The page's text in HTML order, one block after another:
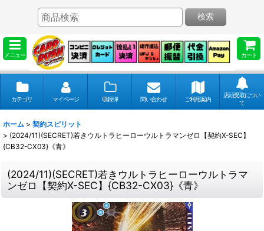
メニュー カート
検索
カテゴリ マイページ 収録弾 問い合わせ ご利用案内
店頭受取につい
て
ホーム > 契約スピリット
> (2024/11)(SECRET)若きウルトラヒーローウルトラマンゼロ【契約X-SEC】
{CB32-CX03}《青》
(2024/11)(SECRET)若きウルトラヒーローウルトラマ
ンゼロ【契約X-SEC】{CB32-CX03}《青》